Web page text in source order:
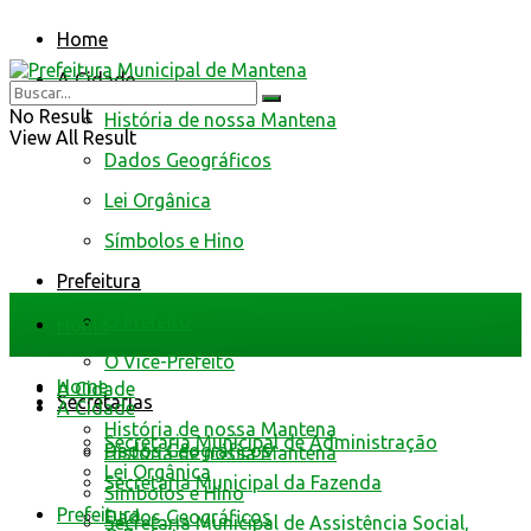
Home
A Cidade
História de nossa Mantena
Dados Geográficos
Lei Orgânica
Símbolos e Hino
Prefeitura
O Vice-Prefeito
Secretarias
Secretaria Municipal de Administração
Secretaria Municipal da Fazenda
Secretaria Municipal de Assistência Social,
No Result
View All Result
Home
A Cidade
História de nossa Mantena
Dados Geográficos
Home
A Cidade
História de nossa Mantena
Dados Geográficos
Lei Orgânica
Símbolos e Hino
Prefeitura